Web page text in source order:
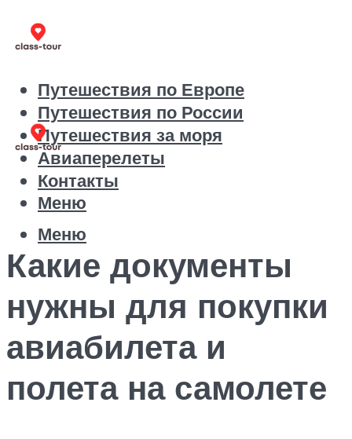
Путешествия по Европе
Путешествия по России
Путешествия за моря
Авиаперелеты
Контакты
Меню
Меню
Какие документы
нужны для покупки
авиабилета и
полета на самолете